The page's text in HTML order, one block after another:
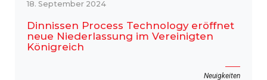
18. September 2024
Dinnissen Process Technology eröffnet
neue Niederlassung im Vereinigten
Königreich
Neuigkeiten